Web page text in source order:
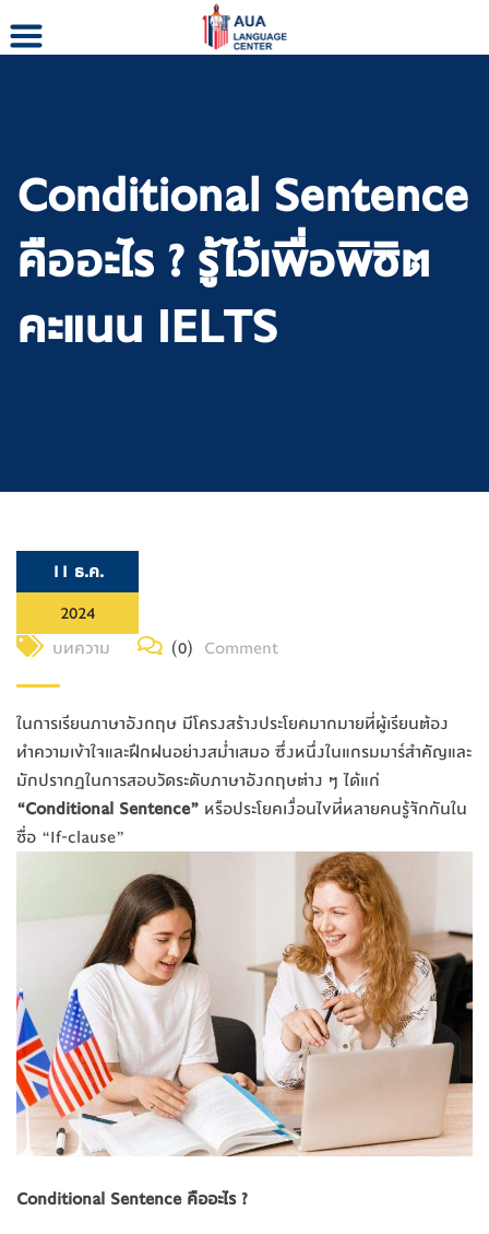
Conditional Sentence
คืออะไร ? รู้ไว้เพื่อพิชิต
คะแนน IELTS
11 ธ.ค.
2024
บทความ
(0) Comment
ในการเรียนภาษาอังกฤษ มีโครงสร้างประโยคมากมายที่ผู้เรียนต้อง
ทำความเข้าใจและฝึกฝนอย่างสม่ำเสมอ ซึ่งหนึ่งในแกรมมาร์สำคัญและ
มักปรากฏในการสอบวัดระดับภาษาอังกฤษต่าง ๆ ได้แก่
“Conditional Sentence” หรือประโยคเงื่อนไขที่หลายคนรู้จักกันใน
ชื่อ “If-clause”
Conditional Sentence คืออะไร ?